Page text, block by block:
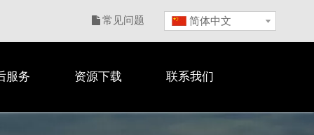
 常见问题 简体中文
服务 资源下载 联系我们